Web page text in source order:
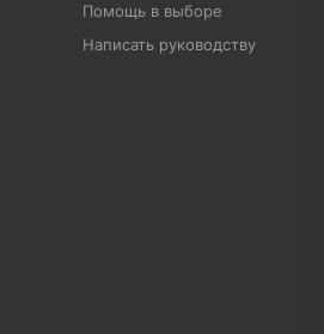
Помощь в выборе
Написать руководству